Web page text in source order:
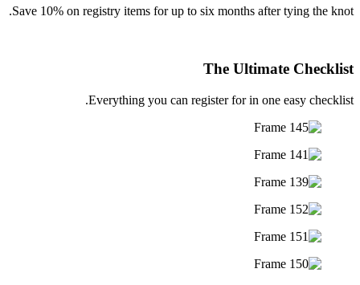
Save 10% on registry items for up to six months after tying the knot.
The Ultimate Checklist
Everything you can register for in one easy checklist.